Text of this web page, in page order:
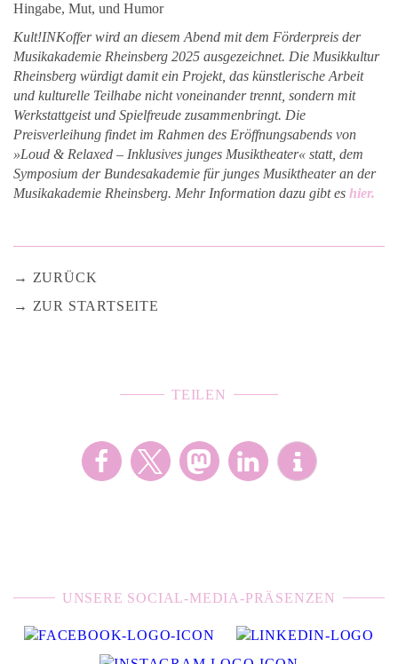
Hingabe, Mut, und Humor
Kult!INKoffer wird an diesem Abend mit dem Förderpreis der
Musikakademie Rheinsberg 2025 ausgezeichnet. Die Musikkultur
Rheinsberg würdigt damit ein Projekt, das künstlerische Arbeit
und kulturelle Teilhabe nicht voneinander trennt, sondern mit
Werkstattgeist und Spielfreude zusammenbringt. Die
Preisverleihung findet im Rahmen des Eröffnungsabends von
»Loud & Relaxed – Inklusives junges Musiktheater« statt, dem
Symposium der Bundesakademie für junges Musiktheater an der
Musikakademie Rheinsberg. Mehr Information dazu gibt es hier.
ZURÜCK
ZUR STARTSEITE
TEILEN
UNSERE SOCIAL-MEDIA-PRÄSENZEN